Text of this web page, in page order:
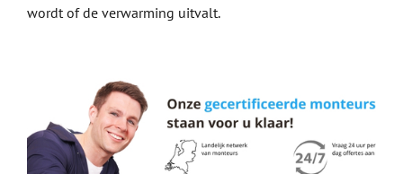
wordt of de verwarming uitvalt.